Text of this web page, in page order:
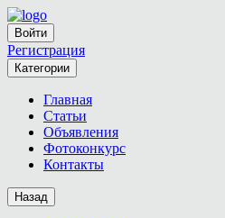
Войти
Регистрация
Категории
Главная
Статьи
Объявления
Фотоконкурс
Контакты
Назад